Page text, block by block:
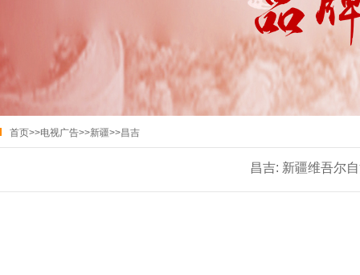
首页>>电视广告>>新疆>>昌吉
昌吉: 新疆维吾尔